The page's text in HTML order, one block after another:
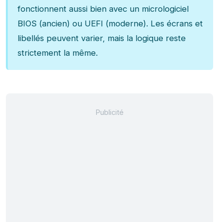
fonctionnent aussi bien avec un micrologiciel
BIOS (ancien) ou UEFI (moderne). Les écrans et
libellés peuvent varier, mais la logique reste
strictement la même.